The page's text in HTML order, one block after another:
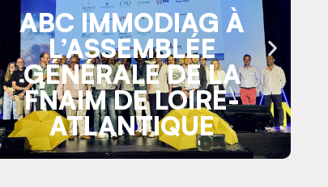
ABC IMMODIAG À
L’ASSEMBLÉE
GÉNÉRALE DE LA
FNAIM DE LOIRE-
ATLANTIQUE